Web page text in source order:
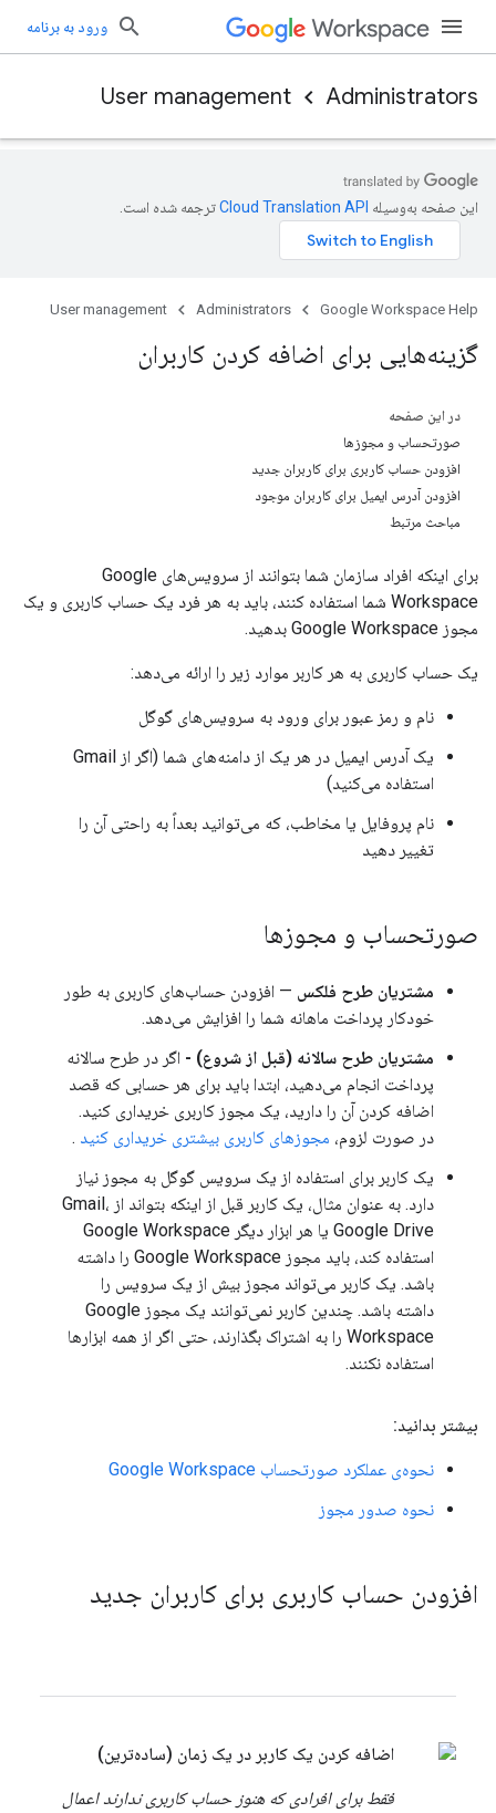
ورود به برنامه
Administrators
User management
این صفحه به‌وسیله ترجمه شده است.
Google Workspace Help
Administrators
User management
گزینه‌هایی برای اضافه کردن کاربران
در این صفحه
صورتحساب و مجوزها
افزودن حساب کاربری برای کاربران جدید
افزودن آدرس ایمیل برای کاربران موجود
مباحث مرتبط
برای اینکه افراد سازمان شما بتوانند از سرویس‌های Google
Workspace شما استفاده کنند، باید به هر فرد یک حساب کاربری و یک
مجوز Google Workspace بدهید.
یک حساب کاربری به هر کاربر موارد زیر را ارائه می‌دهد:
نام و رمز عبور برای ورود به سرویس‌های گوگل
یک آدرس ایمیل در هر یک از دامنه‌های شما (اگر از Gmail
استفاده می‌کنید)
نام پروفایل یا مخاطب، که می‌توانید بعداً به راحتی آن را
تغییر دهید
صورتحساب و مجوزها
مشتریان طرح فلکس — افزودن حساب‌های کاربری به طور
خودکار پرداخت ماهانه شما را افزایش می‌دهد.
مشتریان طرح سالانه (قبل از شروع) - اگر در طرح سالانه
پرداخت انجام می‌دهید، ابتدا باید برای هر حسابی که قصد
اضافه کردن آن را دارید، یک مجوز کاربری خریداری کنید.
در صورت لزوم، مجوزهای کاربری بیشتری خریداری کنید .
یک کاربر برای استفاده از یک سرویس گوگل به مجوز نیاز
دارد. به عنوان مثال، یک کاربر قبل از اینکه بتواند از Gmail،
Google Drive یا هر ابزار دیگر Google Workspace
استفاده کند، باید مجوز Google Workspace را داشته
باشد. یک کاربر می‌تواند مجوز بیش از یک سرویس را
داشته باشد. چندین کاربر نمی‌توانند یک مجوز Google
Workspace را به اشتراک بگذارند، حتی اگر از همه ابزارها
استفاده نکنند.
بیشتر بدانید:
نحوه‌ی عملکرد صورتحساب Google Workspace
نحوه صدور مجوز
افزودن حساب کاربری برای کاربران جدید
اضافه کردن یک کاربر در یک زمان (ساده‌ترین)
فقط برای افرادی که هنوز حساب کاربری ندارند اعمال